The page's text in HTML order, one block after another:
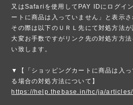
又はSafariを使用してPAY IDにログイ
ートに商品は入っていません」と表示さ
その際は以下のＵＲＬ先にて対処方法が
大変お手数ですがリンク先の対処方方
い致します。
▼【「ショッピングカートに商品は入
る場合の対処方法について】
https://help.thebase.in/hc/ja/